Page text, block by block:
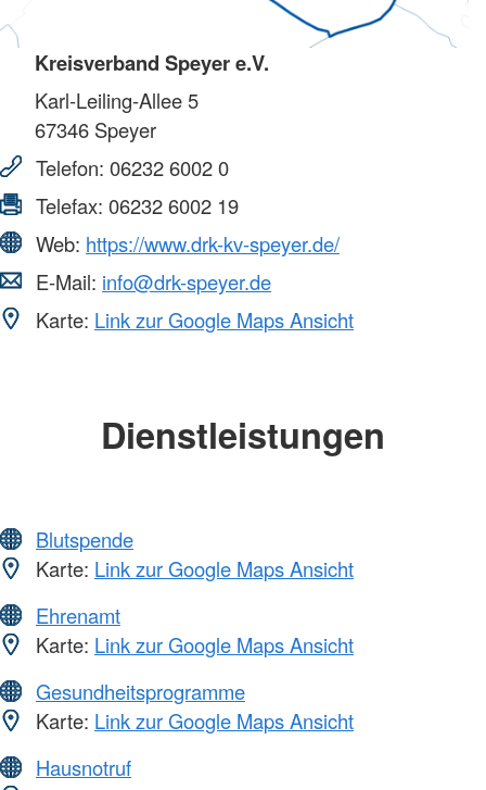
Kreisverband Speyer e.V.
Karl-Leiling-Allee 5
67346 Speyer
Telefon: 06232 6002 0
Telefax: 06232 6002 19
Web: https://www.drk-kv-speyer.de/
E-Mail: info@drk-speyer.de
Karte: Link zur Google Maps Ansicht
Dienstleistungen
Blutspende
Karte: Link zur Google Maps Ansicht
Ehrenamt
Karte: Link zur Google Maps Ansicht
Gesundheitsprogramme
Karte: Link zur Google Maps Ansicht
Hausnotruf